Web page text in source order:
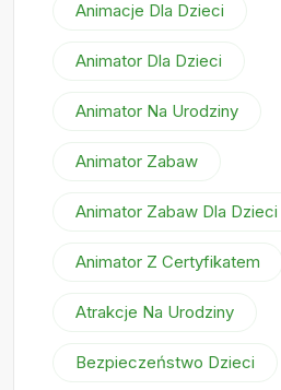
Animacje Dla Dzieci
Animator Dla Dzieci
Animator Na Urodziny
Animator Zabaw
Animator Zabaw Dla Dzieci
Animator Z Certyfikatem
Atrakcje Na Urodziny
Bezpieczeństwo Dzieci